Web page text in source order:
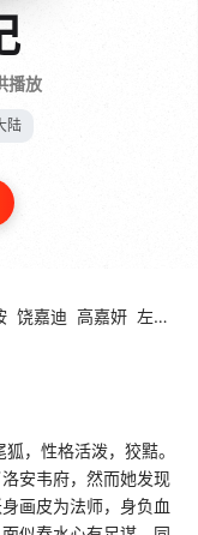
播放
陆
饶嘉迪 高嘉妍 左宸屹
，性格活泼，狡黠。
安韦府，然而她发现
画皮为法师，身负血